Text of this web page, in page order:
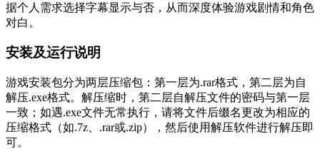
据个人需求选择字幕显示与否，从而深度体验游戏剧情和角色
对白。
安装及运行说明
游戏安装包分为两层压缩包：第一层为.rar格式，第二层为自
解压.exe格式。解压缩时，第二层自解压文件的密码与第一层
一致；如遇.exe文件无常执行，请将文件后缀名更改为相应的
压缩格式（如.7z、.rar或.zip），然后使用解压软件进行解压即
可。